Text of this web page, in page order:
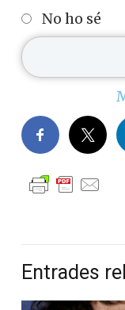
No ho sé
Entrades